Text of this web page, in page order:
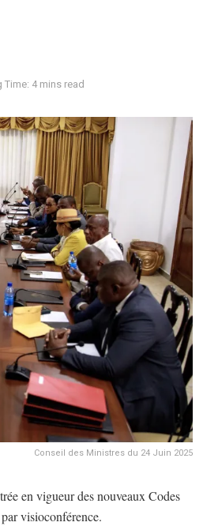
Time: 4 mins read
Conseil des Ministres du 24 Juin 2025
en vigueur des nouveaux Codes
visioconférence.